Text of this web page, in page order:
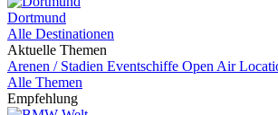
Dortmund
Alle Destinationen
Aktuelle Themen
Arenen / Stadien Eventschiffe Open Air
Alle Themen
Empfehlung